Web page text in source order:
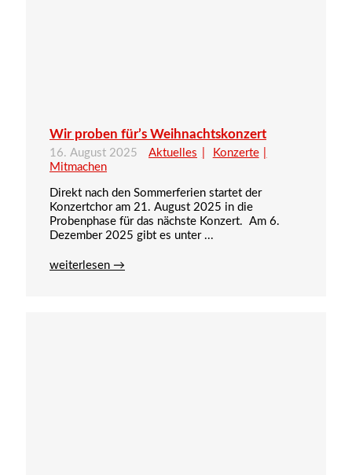
Wir proben für’s Weihnachtskonzert
16. August 2025 Aktuelles
Konzerte
Mitmachen
Direkt nach den Sommerferien startet der
Konzertchor am 21. August 2025 in die
Probenphase für das nächste Konzert. Am 6.
Dezember 2025 gibt es unter ...
weiterlesen →